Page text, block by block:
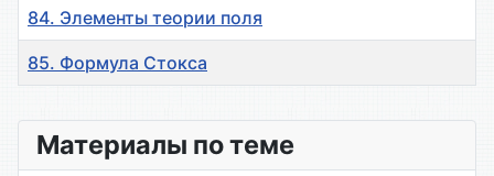
84. Элементы теории поля
85. Формула Стокса
Материалы по теме